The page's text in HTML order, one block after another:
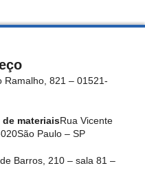
Ramalho, 821 – 01521-
de materiaisRua Vicente
São Paulo – SP
Barros, 210 – sala 81 –